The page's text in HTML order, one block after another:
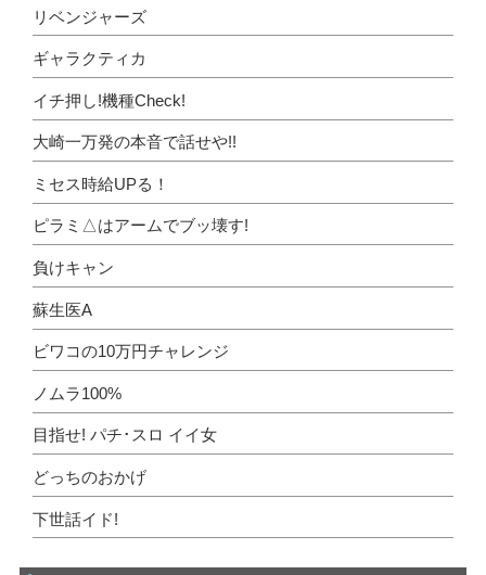
リベンジャーズ
ギャラクティカ
イチ押し!機種Check!
大崎一万発の本音で話せや!!
ミセス時給UPる！
ピラミ△はアームでブッ壊す!
負けキャン
蘇生医A
ビワコの10万円チャレンジ
ノムラ100%
目指せ! パチ･スロ イイ女
どっちのおかげ
下世話イド!